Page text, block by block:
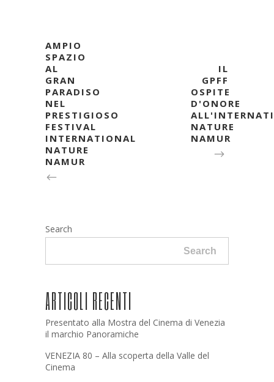
AMPIO
SPAZIO
AL
GRAN
PARADISO
NEL
PRESTIGIOSO
FESTIVAL
INTERNATIONAL
NATURE
NAMUR
IL
GPFF
OSPITE
D'ONORE
NATURE
NAMUR
Search
Search
ARTICOLI RECENTI
Presentato alla Mostra del Cinema di Venezia
il marchio Panoramiche
VENEZIA 80 – Alla scoperta della Valle del
Cinema